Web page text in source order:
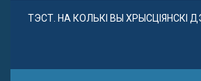
ТЭСТ. НА КОЛЬКІ ВЫ ХРЫСЦІЯНСКІ